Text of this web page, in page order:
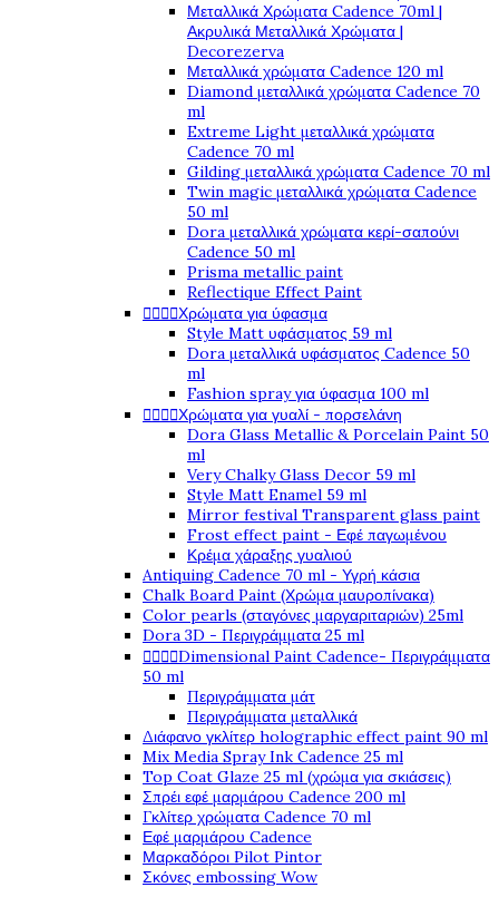
Μεταλλικά Χρώματα Cadence 70ml |
Ακρυλικά Μεταλλικά Χρώματα |
Decorezerva
Μεταλλικά χρώματα Cadence 120 ml
Diamond μεταλλικά χρώματα Cadence 70
ml
Extreme Light μεταλλικά χρώματα
Cadence 70 ml
Gilding μεταλλικά χρώματα Cadence 70 ml
Twin magic μεταλλικά χρώματα Cadence
50 ml
Dora μεταλλικά χρώματα κερί-σαπούνι
Cadence 50 ml
Prisma metallic paint
Reflectique Effect Paint
   Χρώματα για ύφασμα
Style Matt υφάσματος 59 ml
Dora μεταλλικά υφάσματος Cadence 50
ml
Fashion spray για ύφασμα 100 ml
   Χρώματα για γυαλί - πορσελάνη
Dora Glass Metallic & Porcelain Paint 50
ml
Very Chalky Glass Decor 59 ml
Style Matt Enamel 59 ml
Mirror festival Transparent glass paint
Frost effect paint - Εφέ παγωμένου
Κρέμα χάραξης γυαλιού
Antiquing Cadence 70 ml - Υγρή κάσια
Chalk Board Paint (Χρώμα μαυροπίνακα)
Color pearls (σταγόνες μαργαριταριών) 25ml
Dora 3D - Περιγράμματα 25 ml
   Dimensional Paint Cadence- Περιγράμματα
50 ml
Περιγράμματα μάτ
Περιγράμματα μεταλλικά
Διάφανο γκλίτερ holographic effect paint 90 ml
Mix Media Spray Ink Cadence 25 ml
Top Coat Glaze 25 ml (χρώμα για σκιάσεις)
Σπρέι εφέ μαρμάρου Cadence 200 ml
Γκλίτερ χρώματα Cadence 70 ml
Εφέ μαρμάρου Cadence
Μαρκαδόροι Pilot Pintor
Σκόνες embossing Wow